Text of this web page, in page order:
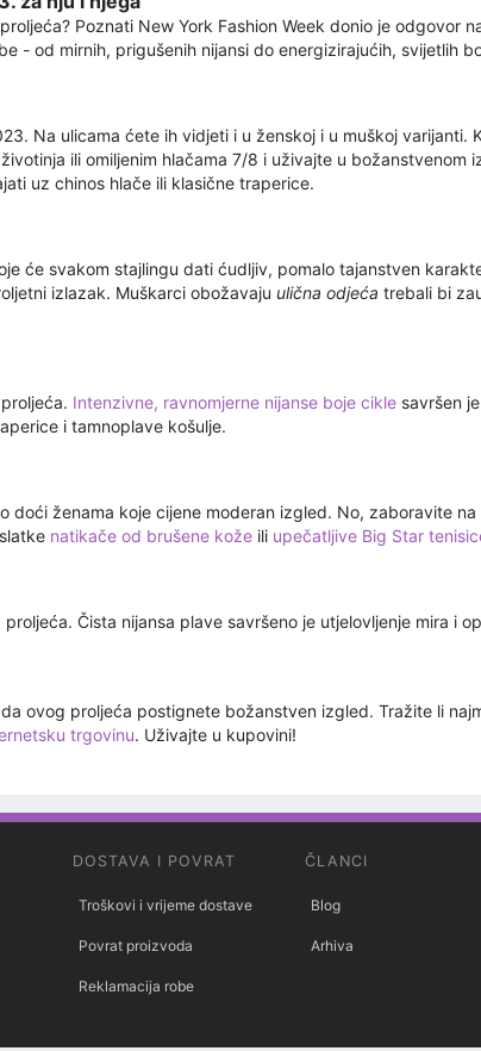
Poznati New York Fashion Week donio je odgovor
- od mirnih, prigušenih nijansi do energizirajućih, svijetlih
Na ulicama ćete ih vidjeti i u ženskoj i u muškoj varijanti.
ili omiljenim hlačama 7/8 i uživajte u božanstvenom
uz chinos hlače ili klasične traperice.
će svakom stajlingu dati ćudljiv, pomalo tajanstven
izlazak. Muškarci obožavaju ulična odjeća trebali bi
Intenzivne, ravnomjerne nijanse boje cikle savršen
i tamnoplave košulje.
doći ženama koje cijene moderan izgled. No, zaboravite
natikače od brušene kože ili upečatljive Big Star
Čista nijansa plave savršeno je utjelovljenje mira i
ovog proljeća postignete božanstven izgled. Tražite li
trgovinu. Uživajte u kupovini!
DOSTAVA I POVRAT
Troškovi i vrijeme dostave
Povrat proizvoda
Reklamacija robe
ČLANCI
Blog
Arhiva